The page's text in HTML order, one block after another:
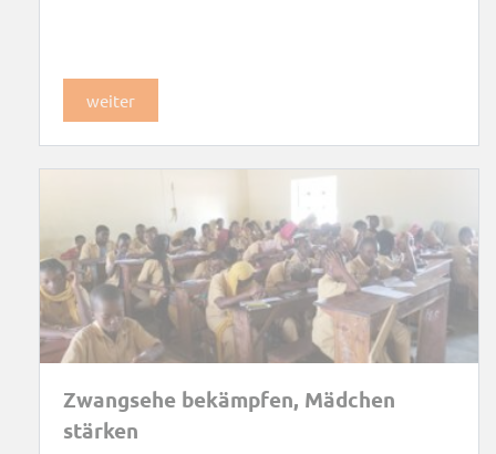
weiter
Zwangsehe bekämpfen, Mädchen
stärken